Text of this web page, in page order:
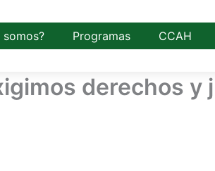
somos? Programas CCAH
derechos y